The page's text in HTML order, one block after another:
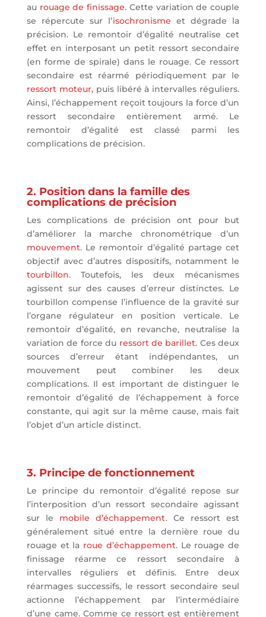
au rouage de finissage. Cette variation de couple
se répercute sur l’isochronisme et dégrade la
précision. Le remontoir d’égalité neutralise cet
effet en interposant un petit ressort secondaire
(en forme de spirale) dans le rouage. Ce ressort
secondaire est réarmé périodiquement par le
ressort moteur,puis libéré à intervalles réguliers.
Ainsi, l’échappement reçoit toujours la force d’un
ressort secondaire entièrement armé. Le
remontoir d’égalité est classé parmi les
complications de précision.
2. Position dans la famille des
complications de précision
Les complications de précision ont pour but
d’améliorer la marche chronométrique d’un
mouvement. Le remontoir d’égalité partage cet
objectif avec d’autres dispositifs, notamment le
tourbillon. Toutefois, les deux mécanismes
agissent sur des causes d’erreur distinctes. Le
tourbillon compense l’influence de la gravité sur
l’organe régulateur en position verticale. Le
remontoir d’égalité, en revanche, neutralise la
variation de force du ressort de barillet. Ces deux
sources d’erreur étant indépendantes, un
mouvement peut combiner les deux
complications. Il est important de distinguer le
remontoir d’égalité de l’échappement à force
constante, qui agit sur la même cause, mais fait
l’objet d’un article distinct.
3. Principe de fonctionnement
Le principe du remontoir d’égalité repose sur
l’interposition d’un ressort secondaire agissant
sur le mobile d’échappement. Ce ressort est
généralement situé entre la dernière roue du
rouage et la roue d’échappement. Le rouage de
finissage réarme ce ressort secondaire à
intervalles réguliers et définis. Entre deux
réarmages successifs, le ressort secondaire seul
actionne l’échappement par l’intermédiaire
d’une came. Comme ce ressort est entièrement